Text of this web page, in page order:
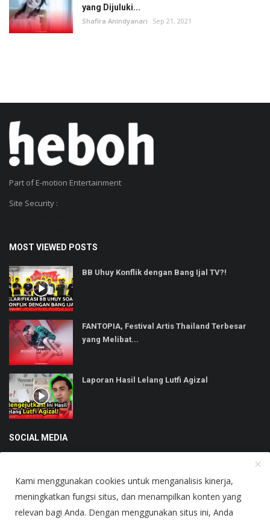
yang Dijuluki...
Shafira Anindyanari Sep 21, 2021
Part of E-motion Entertainment
Site Security :
MOST VIEWED POSTS
BB Uhuy Konflik dengan Bang Ijal TV?!
FANTOPIA, Festival Artis Thailand Terbesar
yang Melibat...
Laporan Hasil Lelang Lutfi Agizal
SOCIAL MEDIA
Kami menggunakan cookies untuk menganalisis kinerja,
meningkatkan fungsi situs, dan menampilkan konten yang
relevan bagi Anda. Dengan menggunakan situs ini, Anda